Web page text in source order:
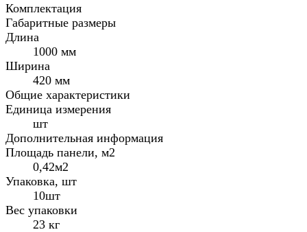
Комплектация
Габаритные размеры
Длина
1000 мм
Ширина
420 мм
Общие характеристики
Единица измерения
шт
Дополнительная информация
Площадь панели, м2
0,42м2
Упаковка, шт
10шт
Вес упаковки
23 кг